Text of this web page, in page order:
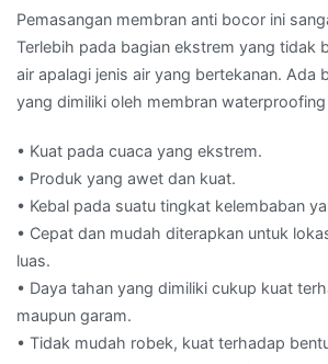
Pemasangan membran anti bocor ini
Terlebih pada bagian ekstrem yang tidak
air apalagi jenis air yang bertekanan. Ada
yang dimiliki oleh membran
• Kuat pada cuaca yang ekstrem.
• Produk yang awet dan kuat.
• Kebal pada suatu tingkat kelembaban
• Cepat dan mudah diterapkan untuk
luas.
• Daya tahan yang dimiliki cukup kuat
maupun garam.
• Tidak mudah robek, kuat terhadap